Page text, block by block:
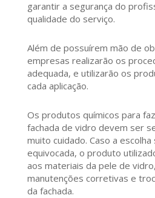
garantir a segurança do
qualidade do serviço.
Além de possuírem mão de
empresas realizarão os
adequada, e utilizarão os
cada aplicação.
Os produtos químicos para
fachada de vidro devem ser
muito cuidado. Caso a
equivocada, o produto
aos materiais da pele de
manutenções corretivas e
da fachada.